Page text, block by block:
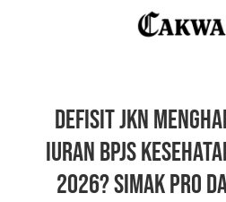
Defisit JKN
Iuran BPJS
2026? Simak Pro